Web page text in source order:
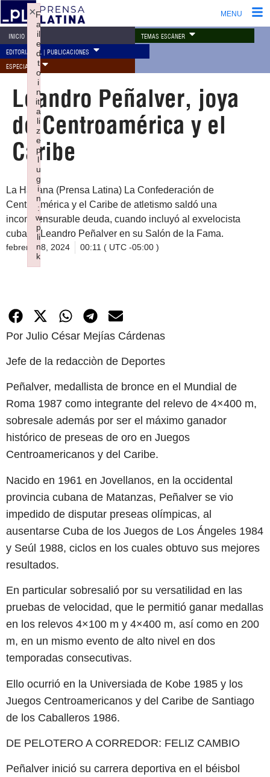
MENU
INICIO TEMAS ESCÁNER
EDITORIAL PL | PUBLICACIONES
ESPECIALES
Leandro Peñalver, joya
de Centroamérica y el
Caribe
La Habana (Prensa Latina) La Confederación de
Centroamérica y el Caribe de atletismo saldó una
inconmensurable deuda, cuando incluyó al exvelocista
cubano Leandro Peñalver en su Salón de la Fama.
febrero 28, 2024 00:11 ( UTC -05:00 )
Por Julio César Mejías Cárdenas
Jefe de la redacciòn de Deportes
Peñalver, medallista de bronce en el Mundial de
Roma 1987 como integrante del relevo de 4×400 m,
sobresale además por ser el máximo ganador
histórico de preseas de oro en Juegos
Centroamericanos y del Caribe.
Nacido en 1961 en Jovellanos, en la occidental
provincia cubana de Matanzas, Peñalver se vio
impedido de disputar preseas olímpicas, al
ausentarse Cuba de los Juegos de Los Ángeles 1984
y Seúl 1988, ciclos en los cuales obtuvo sus mejores
resultados.
En particular sobresalió por su versatilidad en las
pruebas de velocidad, que le permitió ganar medallas
en los relevos 4×100 m y 4×400 m, así como en 200
m, en un mismo evento de alto nivel en dos
temporadas consecutivas.
Ello ocurrió en la Universiada de Kobe 1985 y los
Juegos Centroamericanos y del Caribe de Santiago
de los Caballeros 1986.
DE PELOTERO A CORREDOR: FELIZ CAMBIO
Peñalver inició su carrera deportiva en el béisbol
F
a
il
e
d
t
o
i
n
iti
a
li
z
e
p
l
u
g
i
n
:
w
p
li
n
k
×
Failed to initialize plugin: wplink